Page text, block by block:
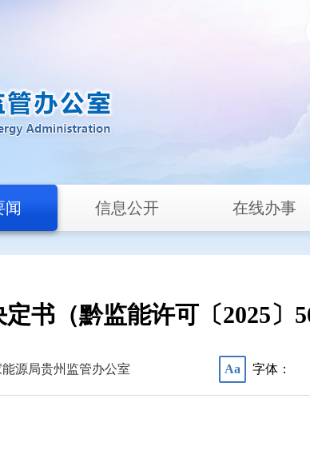
闻 信息公开 在线办事
书（黔监能许可〔2025〕
源局贵州监管办公室 Aa 字体：